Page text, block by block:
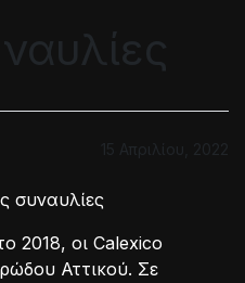
15 Απριλίου, 2022
συναυλίες
2018, οι Calexico
Αττικού. Σε